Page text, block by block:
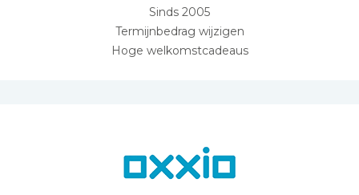
Sinds 2005
Termijnbedrag wijzigen
Hoge welkomstcadeaus